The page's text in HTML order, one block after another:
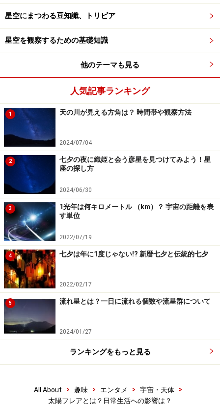
通信障害は困るけど、オーロラは見てみたい！
【過去の目立った影響】
1859年：欧米で火花放電が起きて火災が多発。
1989年：カナダで9時間におよぶ大停電。
2000年：日本のX線観測衛星が故障。
【2017年9月、フレアの発生から影響まで】
・6日18時頃と21時頃に太陽フレアが発生。
・爆発で噴出したガスが、8日9時頃に地球に到達し始め
る。
・8日の日中に、GPSの精度がかなり悪くなる時間帯があ
った（国土地理院が報告）。
・南極で、ふだんは見られない色合いのオーロラが目撃
された（国立極地研究所が報告）。
・11日未明に再び太陽フレアが発生。しかし、前回に比
べてやや小規模なため影響は小さいとされた。
連日の報道を見ていたかぎりでは、生活を揺るがすよう
な影響や被害の報告はなかったようです。
けれど、もしも私たちが日常的に利用している通信や
GPSに大きな支障をきたしたとしたら……そう考えると、
太陽フレアが自分には全く関係ないとは言い切れず、無
関心をよそおうわけにはいかないように思います。地球
から太陽までの距離は、約1億5000万km。それほど遠く
く揺さぶる可能性があるのですから。
星空にまつわる豆知識、トリビア
星空を観察するための基礎知識
他のテーマも見る
人気記事ランキング
1 天の川が見える方角は？ 時間帯や観察方法
2024/07/04
2
七夕の夜に織姫と会う彦星を見つけてみよう！星
座の探し方
2024/06/30
3
1光年は何キロメートル （km）？ 宇宙の距離を表
す単位
2022/07/19
4 七夕は年に1度じゃない!? 新暦七夕と伝統的七夕
2022/02/17
5 流れ星とは？一日に流れる個数や流星群について
2024/01/27
ランキングをもっと見る
All About > 趣味 > エンタメ > 宇宙・天体
>
太陽フレアとは？日常生活への影響は？